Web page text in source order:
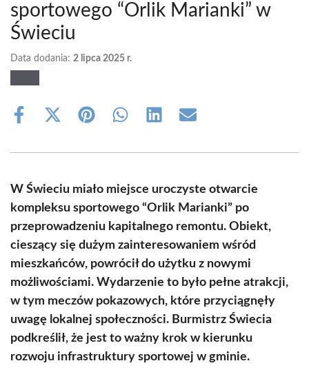
sportowego “Orlik Marianki” w
Świeciu
Data dodania: 2 lipca 2025 r.
Share
Share
(Twitter)
Share Share Share Share
W Świeciu miało miejsce uroczyste otwarcie
kompleksu sportowego “Orlik Marianki” po
przeprowadzeniu kapitalnego remontu. Obiekt,
cieszący się dużym zainteresowaniem wśród
mieszkańców, powrócił do użytku z nowymi
możliwościami. Wydarzenie to było pełne atrakcji,
w tym meczów pokazowych, które przyciągnęły
uwagę lokalnej społeczności. Burmistrz Świecia
podkreślił, że jest to ważny krok w kierunku
rozwoju infrastruktury sportowej w gminie.